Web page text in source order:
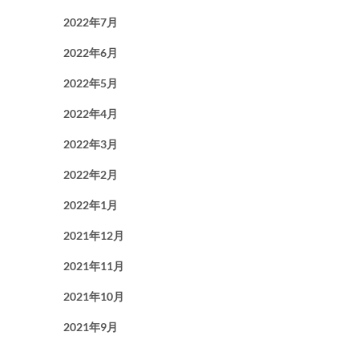
2022年7月
2022年6月
2022年5月
2022年4月
2022年3月
2022年2月
2022年1月
2021年12月
2021年11月
2021年10月
2021年9月